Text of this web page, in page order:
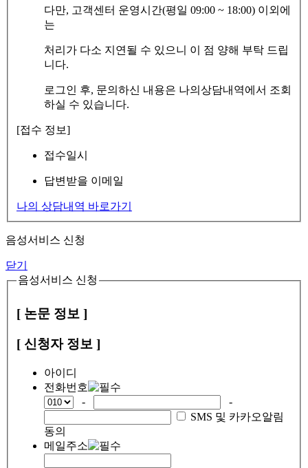
다만, 고객센터 운영시간(평일 09:00 ~ 18:00) 이외에
는
처리가 다소 지연될 수 있으니 이 점 양해 부탁 드립
니다.
로그인 후, 문의하신 내용은 나의상담내역에서 조회
하실 수 있습니다.
[접수 정보]
접수일시
답변받을 이메일
나의 상담내역 바로가기
음성서비스 신청
닫기
음성서비스 신청
[ 논문 정보 ]
[ 신청자 정보 ]
아이디
전화번호
-
-
SMS 및 카카오알림
동의
메일주소